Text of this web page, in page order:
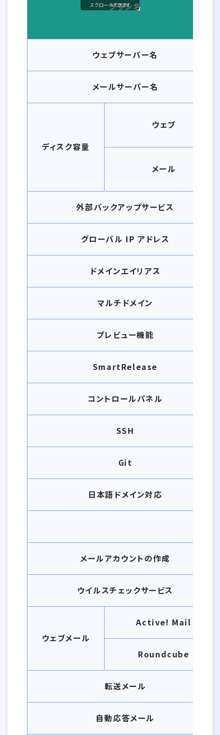
プラン名
ウェブサーバー名
メールサーバー名
ディスク容量
ウェブ
メール
外部バックアップサービス
グローバル IP アドレス
ドメインエイリアス
マルチドメイン
プレビュー機能
SmartRelease
コントロールパネル
SSH
Git
日本語ドメイン対応
メールアカウントの作成
ウイルスチェックサービス
ウェブメール
Active! Mail
Roundcube
転送メール
自動応答メール
スクロールできます